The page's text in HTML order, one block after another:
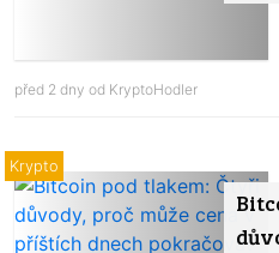
před 2 dny od KryptoHodler
Krypto